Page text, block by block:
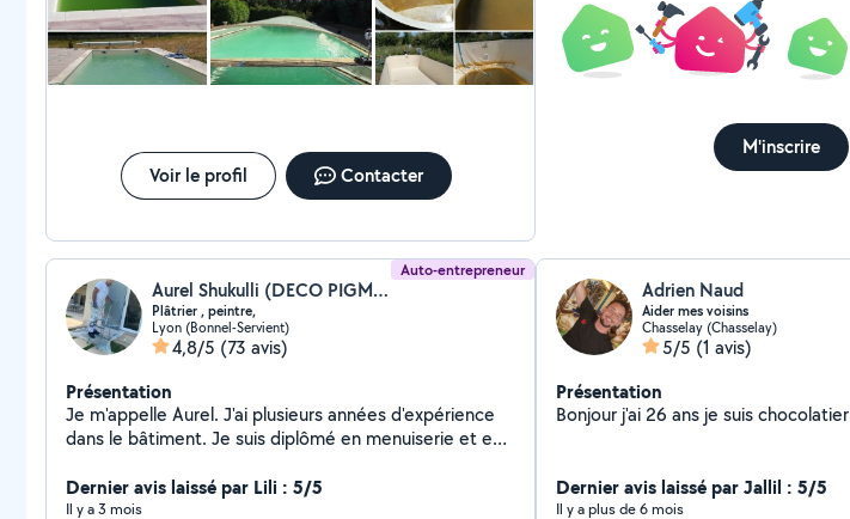
Voir le profil Contacter
M'inscrire
Auto-entrepreneur
Aurel Shukulli (DECO PIGMENT LYON)
Plâtrier , peintre,
Lyon (Bonnel-Servient)
4,8/5 (73 avis)
Présentation
Je m'appelle Aurel. J'ai plusieurs années d'expérience
dans le bâtiment. Je suis diplômé en menuiserie et en
s'étend à une gamme variée de travaux de bricolage,
incluant le ponçage des murs, la peinture, le ratissage
Dernier avis laissé par Lili : 5/5
Il y a 3 mois
Adrien Naud
Aider mes voisins
Chasselay (Chasselay)
5/5 (1 avis)
Présentation
Bonjour j'ai 26 ans je suis chocolatier
Dernier avis laissé par Jallil : 5/5
Il y a plus de 6 mois